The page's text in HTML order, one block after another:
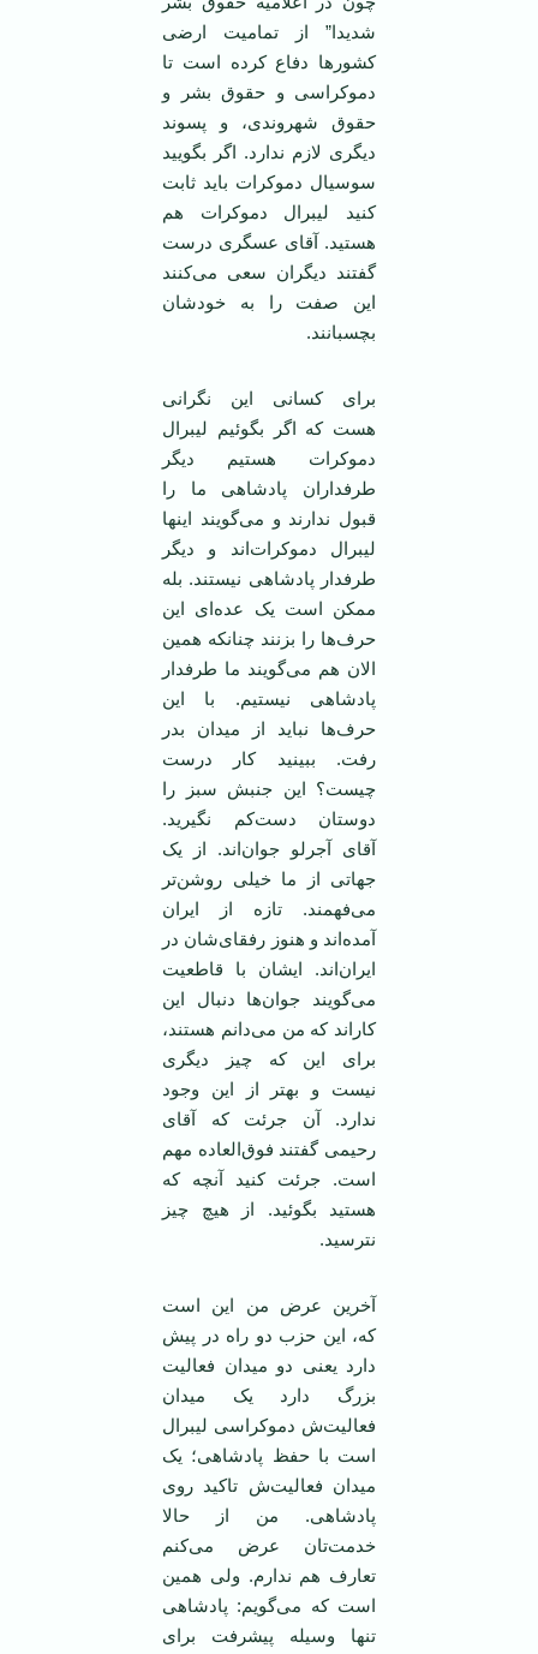
شدیدا” از تمامیت ارضی
کشورها دفاع کرده است تا
دموکراسی و حقوق بشر و
حقوق شهروندی، و پسوند
دیگری لازم ندارد. اگر بگویید
سوسیال دموکرات باید ثابت
کنید لیبرال دموکرات هم
هستید. آقای عسگری درست
گفتند دیگران سعی می‌کنند
این صفت را به خودشان
بچسبانند.
برای کسانی این نگرانی
هست که اگر بگوئیم لیبرال
دموکرات هستیم دیگر
طرفداران پادشاهی ما را
قبول ندارند و می‌گویند اینها
لیبرال دموکرات‌اند و دیگر
طرفدار پادشاهی نیستند. بله
ممکن است یک عده‌ای این
حرف‌ها را بزنند چنانکه همین
الان هم می‌گویند ما طرفدار
پادشاهی نیستیم. با این
حرف‌ها نباید از میدان بدر
رفت. ببینید کار درست
چیست؟ این جنبش سبز را
دوستان دست‌کم نگیرید.
آقای آجرلو جوان‌اند. از یک
جهاتی از ما خیلی روشن‌تر
می‌فهمند. تازه از ایران
آمده‌اند و هنوز رفقای‌شان در
ایران‌اند. ایشان با قاطعیت
می‌گویند جوان‌ها دنبال این
کار‌اند که من می‌دانم هستند،
برای این که چیز دیگری
نیست و بهتر از این وجود
ندارد. آن جرئت که آقای
رحیمی گفتند فوق‌العاده مهم
است. جرئت کنید آنچه که
هستید بگوئید. از هیچ چیز
نترسید.
آخرین عرض من این است
که، این حزب دو راه در پیش
دارد یعنی دو میدان فعالیت
بزرگ دارد یک میدان
فعالیت‌ش دموکراسی لیبرال
است با حفظ پادشاهی؛ یک
میدان فعالیت‌ش تاکید روی
پادشاهی. من از حالا
خدمت‌تان عرض می‌کنم
تعارف هم ندارم. ولی همین
است که می‌گویم: پادشاهی
تنها وسیله پیشرفت برای